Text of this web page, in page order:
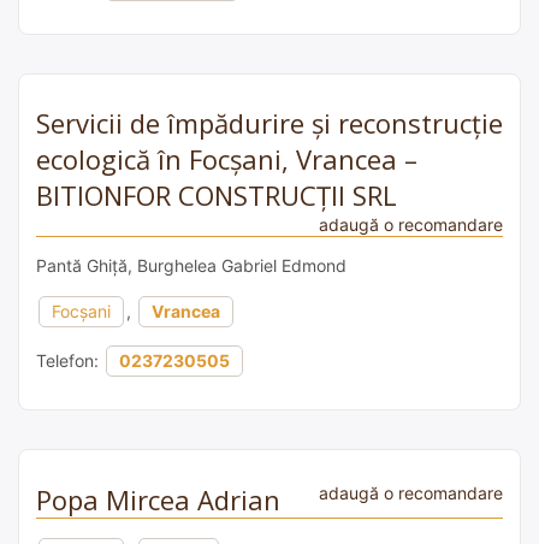
Servicii de împădurire și reconstrucție
ecologică în Focșani, Vrancea –
BITIONFOR CONSTRUCȚII SRL
adaugă o recomandare
Pantă Ghiță, Burghelea Gabriel Edmond
Focșani , Vrancea
Telefon: 0237230505
Popa Mircea Adrian adaugă o recomandare